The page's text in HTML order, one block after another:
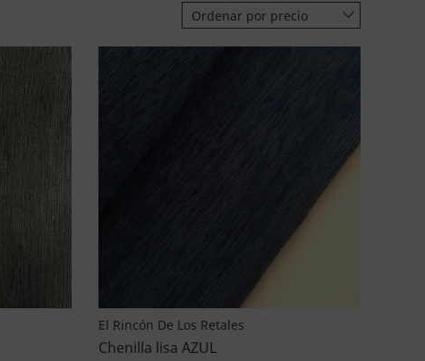
Ordenar por precio
El Rincón De Los Retales
Chenilla lisa AZUL